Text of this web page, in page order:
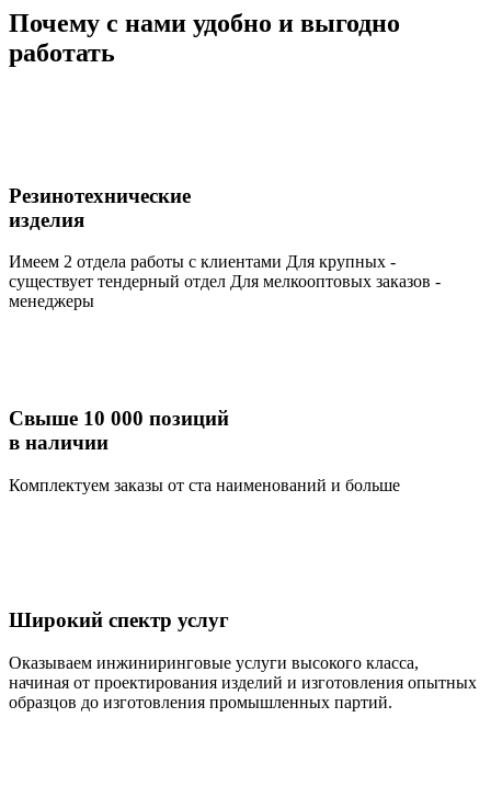
Почему с нами удобно и выгодно
работать
Резинотехнические
изделия
Имеем 2 отдела работы с клиентами Для крупных -
существует тендерный отдел Для мелкооптовых заказов -
менеджеры
Свыше 10 000 позиций
в наличии
Комплектуем заказы от ста наименований и больше
Широкий спектр услуг
Оказываем инжиниринговые услуги высокого класса,
начиная от проектирования изделий и изготовления опытных
образцов до изготовления промышленных партий.